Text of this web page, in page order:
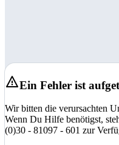
Ein Fehler ist
Wir bitten die verursachten
Wenn Du Hilfe benötigst,
(0)30 - 81097 - 601 zur